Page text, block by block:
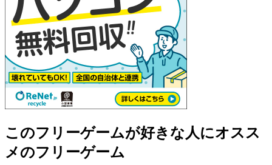
このフリーゲームが好きな人にオスス
メのフリーゲーム